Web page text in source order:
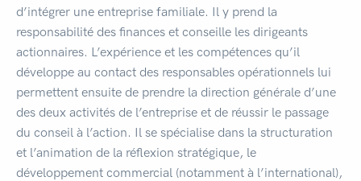
d’intégrer une entreprise familiale. Il y prend la
responsabilité des finances et conseille les dirigeants
actionnaires. L’expérience et les compétences qu’il
développe au contact des responsables opérationnels lui
permettent ensuite de prendre la direction générale d’une
des deux activités de l’entreprise et de réussir le passage
du conseil à l’action. Il se spécialise dans la structuration
et l’animation de la réflexion stratégique, le
développement commercial (notamment à l’international),